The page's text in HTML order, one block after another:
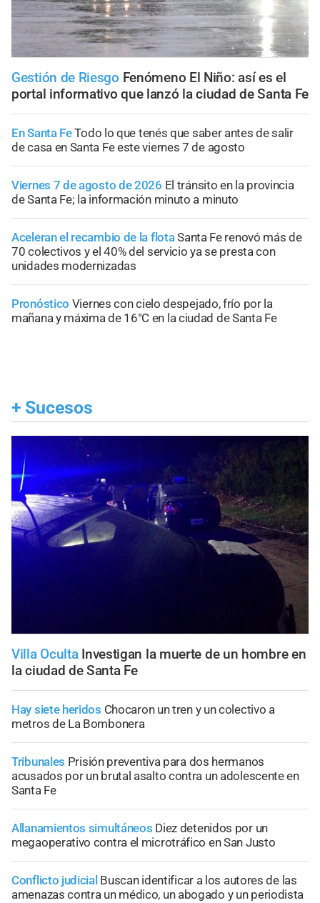
Gestión de Riesgo Fenómeno El Niño: así es el
portal informativo que lanzó la ciudad de Santa Fe
En Santa FeTodo lo que tenés que saber antes de salir
de casa en Santa Fe este viernes 7 de agosto
Viernes 7 de agosto de 2026 El tránsito en la provincia
de Santa Fe; la información minuto a minuto
Aceleran el recambio de la flotaSanta Fe renovó más de
70 colectivos y el 40% del servicio ya se presta con
unidades modernizadas
Pronóstico Viernes con cielo despejado, frío por la
mañana y máxima de 16°C en la ciudad de Santa Fe
+ Sucesos
Villa Oculta Investigan la muerte de un hombre en
la ciudad de Santa Fe
Hay siete heridos Chocaron un tren y un colectivo a
metros de La Bombonera
Tribunales Prisión preventiva para dos hermanos
acusados por un brutal asalto contra un adolescente en
Santa Fe
Allanamientos simultáneos Diez detenidos por un
megaoperativo contra el microtráfico en San Justo
Conflicto judicial Buscan identificar a los autores de las
amenazas contra un médico, un abogado y un periodista